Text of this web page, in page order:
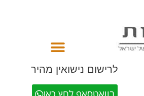
לרישום נישואין מהיר